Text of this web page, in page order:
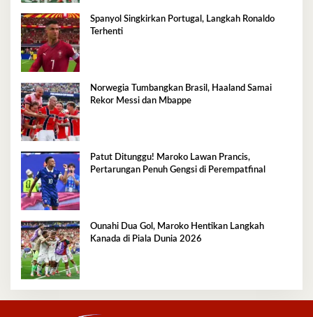
Spanyol Singkirkan Portugal, Langkah Ronaldo
Terhenti
Norwegia Tumbangkan Brasil, Haaland Samai
Rekor Messi dan Mbappe
Patut Ditunggu! Maroko Lawan Prancis,
Pertarungan Penuh Gengsi di Perempatfinal
Ounahi Dua Gol, Maroko Hentikan Langkah
Kanada di Piala Dunia 2026